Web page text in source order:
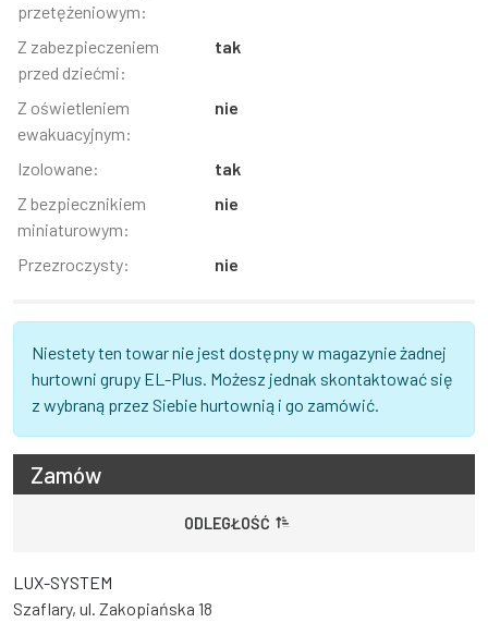
przetężeniowym:
Z zabezpieczeniem
przed dziećmi:
tak
Z oświetleniem
ewakuacyjnym:
nie
Izolowane:
tak
Z bezpiecznikiem
miniaturowym:
nie
Przezroczysty: nie
Niestety ten towar nie jest dostępny w magazynie żadnej
hurtowni grupy EL-Plus. Możesz jednak skontaktować się
z wybraną przez Siebie hurtownią i go zamówić.
Zamów
ODLEGŁOŚĆ
LUX-SYSTEM
Szaflary, ul. Zakopiańska 18